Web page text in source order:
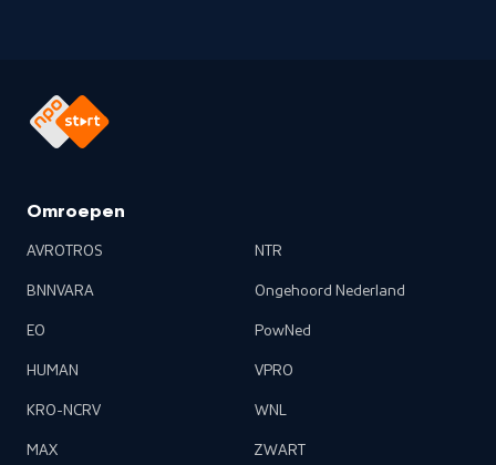
Omroepen
AVROTROS
BNNVARA
EO
HUMAN
KRO-NCRV
MAX
NTR
Ongehoord Nederland
PowNed
VPRO
WNL
ZWART